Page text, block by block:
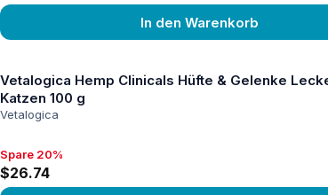
In den Warenkorb
Vetalogica Hemp Clinicals Hüfte & Gelenke
Katzen 100 g
Vetalogica
Spare 20%, $26.74
Spare 20%
$26.74